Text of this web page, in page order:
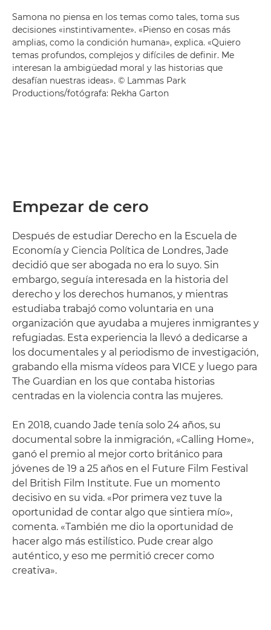
Samona no piensa en los temas como tales, toma sus
decisiones «instintivamente». «Pienso en cosas más
amplias, como la condición humana», explica. «Quiero
temas profundos, complejos y difíciles de definir. Me
interesan la ambigüedad moral y las historias que
desafían nuestras ideas». © Lammas Park
Productions/fotógrafa: Rekha Garton
Empezar de cero
Después de estudiar Derecho en la Escuela de
Economía y Ciencia Política de Londres, Jade
decidió que ser abogada no era lo suyo. Sin
embargo, seguía interesada en la historia del
derecho y los derechos humanos, y mientras
estudiaba trabajó como voluntaria en una
organización que ayudaba a mujeres inmigrantes y
refugiadas. Esta experiencia la llevó a dedicarse a
los documentales y al periodismo de investigación,
grabando ella misma vídeos para VICE y luego para
The Guardian en los que contaba historias
centradas en la violencia contra las mujeres.
En 2018, cuando Jade tenía solo 24 años, su
documental sobre la inmigración, «Calling Home»,
ganó el premio al mejor corto británico para
jóvenes de 19 a 25 años en el Future Film Festival
del British Film Institute. Fue un momento
decisivo en su vida. «Por primera vez tuve la
oportunidad de contar algo que sintiera mío»,
comenta. «También me dio la oportunidad de
hacer algo más estilístico. Pude crear algo
auténtico, y eso me permitió crecer como
creativa».